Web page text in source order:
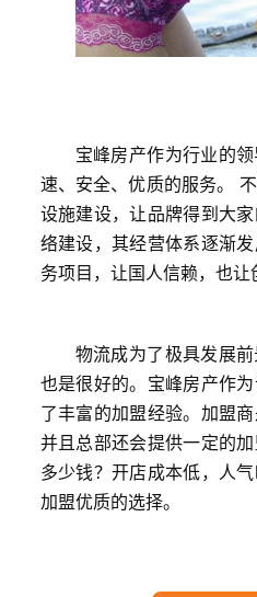
宝峰房产作为行业的
速、安全、优质的服务。
设施建设，让品牌得到大
络建设，其经营体系逐渐
务项目，让国人信赖，也让
物流成为了极具发展
也是很好的。宝峰房产作
了丰富的加盟经验。加盟
并且总部还会提供一定的
多少钱？开店成本低，人
加盟优质的选择。